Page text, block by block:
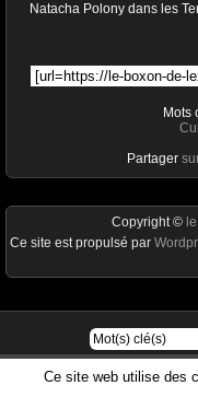
Natacha Polony dans les
Mots
Partager
Ce site web utilise des
Copyright ©
Ce site est propulsé par